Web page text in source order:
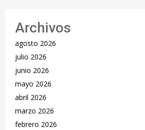
Archivos
agosto 2026
julio 2026
junio 2026
mayo 2026
abril 2026
marzo 2026
febrero 2026